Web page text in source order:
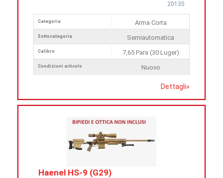
20135
Categoria
Sottocategoria
Calibro
Condizioni articolo
Arma Corta
Semiautomatica
7,65 Para (30 Luger)
Nuovo
Dettagli»
Haenel HS-9 (G29)